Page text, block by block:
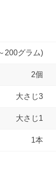
200グラム)
2個
大さじ3
大さじ1
1本